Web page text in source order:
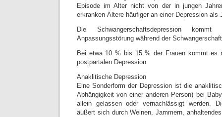
Episode im Alter nicht von der in jungen
erkranken Ältere häufiger an einer Depression als
Die Schwangerschaftsdepression
Anpassungsstörung während der
Bei etwa 10 % bis 15 % der Frauen kommt es
postpartalen Depression
Anaklitische Depression
Eine Sonderform der Depression ist die
Abhängigkeit von einer anderen Person) bei
allein gelassen oder vernachlässigt werden.
äußert sich durch Weinen, Jammern,